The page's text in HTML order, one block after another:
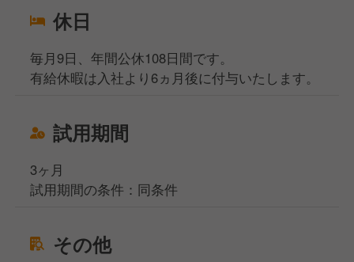
休日
毎月9日、年間公休108日間です。
有給休暇は入社より6ヵ月後に付与いたします。
試用期間
3ヶ月
試用期間の条件：同条件
その他